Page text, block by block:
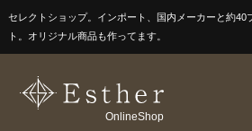
セレクトショップ。インポート、国内メーカーと約40
ト。オリジナル商品も作ってます。
OnlineShop